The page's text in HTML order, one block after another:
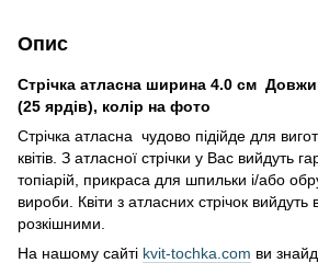
Опис
Стрічка атласна ширина 4.0 см
(25 ярдів), колір на фото
Стрічка атласна чудово підійде для
квітів. З атласної стрічки у Вас вийдуть
топіарій, прикраса для шпильки і/або
вироби. Квіти з атласних стрічок
розкішними.
На нашому сайті kvit-tochka.com ви